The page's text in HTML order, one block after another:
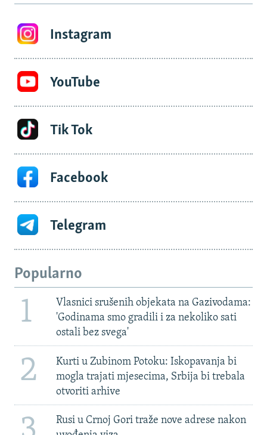
Instagram
YouTube
Tik Tok
Facebook
Telegram
Popularno
1
Vlasnici srušenih objekata na Gazivodama:
'Godinama smo gradili i za nekoliko sati
ostali bez svega'
2
Kurti u Zubinom Potoku: Iskopavanja bi
mogla trajati mjesecima, Srbija bi trebala
otvoriti arhive
Rusi u Crnoj Gori traže nove adrese nakon